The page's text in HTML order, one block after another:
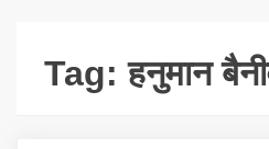
Tag:हनुमान